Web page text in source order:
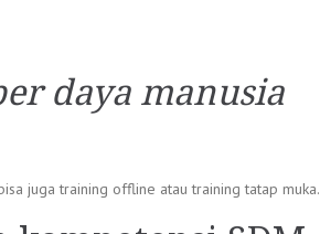
daya manusia
juga training offline atau training tatap muka.